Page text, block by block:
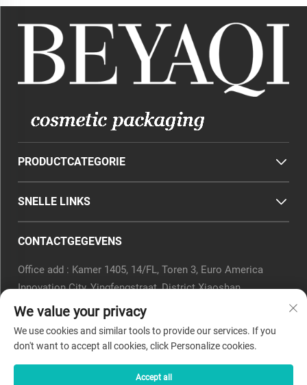
PRODUCTCATEGORIE
SNELLE LINKS
CONTACTGEGEVENS
Office add : Kamer 1405, 14/FL, Toren 3, Euro America
Innovation City, Yingfengstraat, District Xiaoshan,
Hangzhou, Provincie Zhejiang, China.
[email protected]
Tel.:0571-82266375
We value your privacy
We use cookies and similar tools to provide our services. If you
don't want to accept all cookies, click Personalize cookies.
Accept all